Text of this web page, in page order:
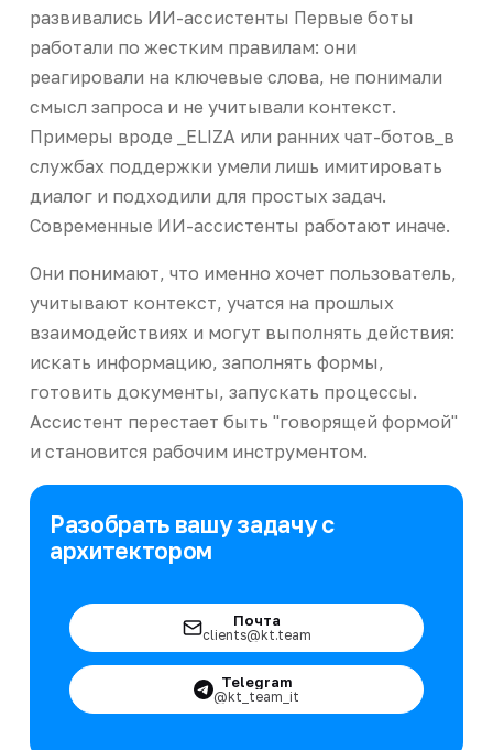
развивались ИИ-ассистенты Первые боты
работали по жестким правилам: они
реагировали на ключевые слова, не понимали
смысл запроса и не учитывали контекст.
Примеры вроде _ELIZA или ранних чат-ботов_в
службах поддержки умели лишь имитировать
диалог и подходили для простых задач.
Современные ИИ-ассистенты работают иначе.
Они понимают, что именно хочет пользователь,
учитывают контекст, учатся на прошлых
взаимодействиях и могут выполнять действия:
искать информацию, заполнять формы,
готовить документы, запускать процессы.
Ассистент перестает быть "говорящей формой"
и становится рабочим инструментом.
Разобрать вашу задачу с
архитектором
Почта
clients@kt.team
Telegram
@kt_team_it